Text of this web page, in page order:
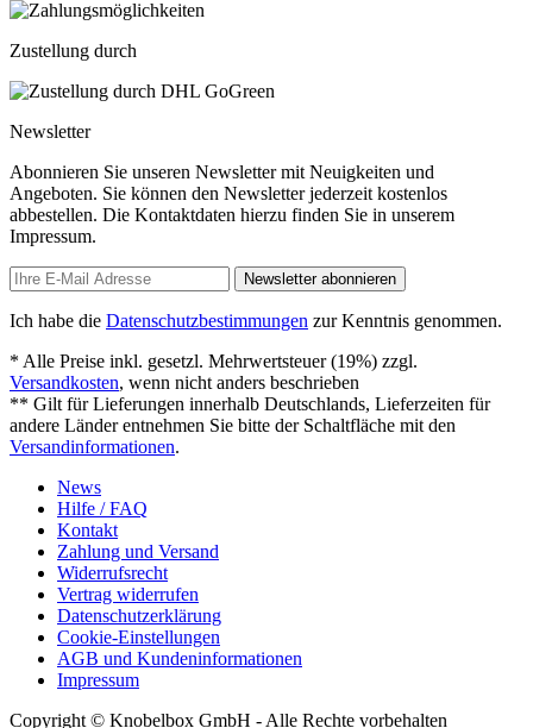
Zustellung durch
Newsletter
Abonnieren Sie unseren Newsletter mit Neuigkeiten und
Angeboten. Sie können den Newsletter jederzeit kostenlos
abbestellen. Die Kontaktdaten hierzu finden Sie in unserem
Impressum.
Newsletter abonnieren
Ich habe die Datenschutzbestimmungen zur Kenntnis genommen.
* Alle Preise inkl. gesetzl. Mehrwertsteuer (19%) zzgl.
Versandkosten, wenn nicht anders beschrieben
** Gilt für Lieferungen innerhalb Deutschlands, Lieferzeiten für
andere Länder entnehmen Sie bitte der Schaltfläche mit den
Versandinformationen.
News
Hilfe / FAQ
Kontakt
Zahlung und Versand
Widerrufsrecht
Vertrag widerrufen
Datenschutzerklärung
Cookie-Einstellungen
AGB und Kundeninformationen
Impressum
Copyright © Knobelbox GmbH - Alle Rechte vorbehalten